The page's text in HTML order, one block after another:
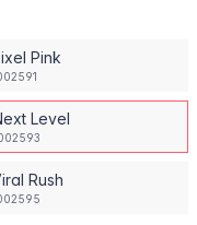
Pink
Level
Rush